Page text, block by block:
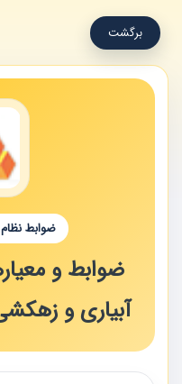
برگشت
ضوابط
ضوابط و
آبیاری و